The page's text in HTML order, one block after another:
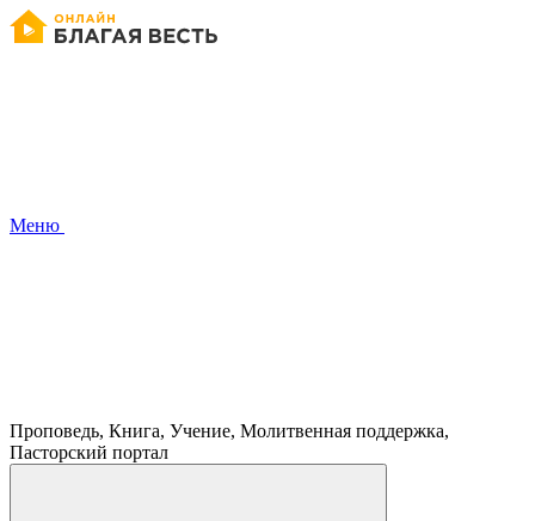
Меню
Проповедь, Книга, Учение, Молитвенная поддержка,
Пасторский портал